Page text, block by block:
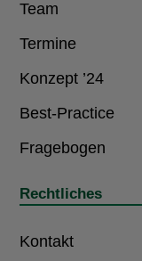
Team
Termine
Konzept ’24
Best-Practice
Fragebogen
Rechtliches
Kontakt